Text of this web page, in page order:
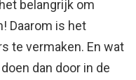
belangrijk om
Daarom is het
te vermaken. En wat
dan door in de